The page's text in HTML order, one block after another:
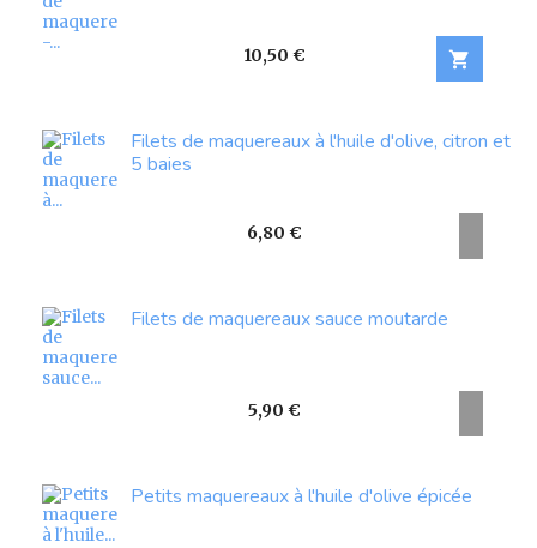
Prix
10,50 € 
Filets de maquereaux à l'huile d'olive, citron et
5 baies
Prix
6,80 €
Filets de maquereaux sauce moutarde
Prix
5,90 €
Petits maquereaux à l'huile d'olive épicée